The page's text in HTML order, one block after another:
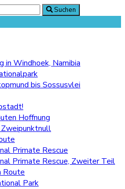
Suchen
in Windhoek, Namibia
bis Sossusvlei
Hoffnung
Primate Rescue
Primate Rescue, Zweiter Teil
Route
Park